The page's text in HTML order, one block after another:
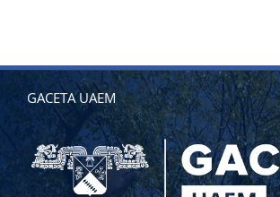
GACETA UAEM